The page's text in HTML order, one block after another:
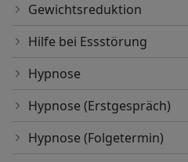
Gewichtsreduktion
Hilfe bei Essstörung
Hypnose
Hypnose (Erstgespräch)
Hypnose (Folgetermin)